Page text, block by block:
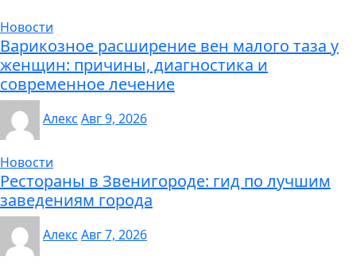
Новости
Варикозное расширение вен малого таза у
женщин: причины, диагностика и
современное лечение
Алекс Авг 9, 2026
Новости
Рестораны в Звенигороде: гид по лучшим
заведениям города
Алекс Авг 7, 2026